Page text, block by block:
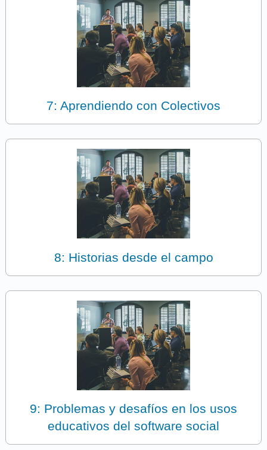
7: Aprendiendo con Colectivos
8: Historias desde el campo
9: Problemas y desafíos en los usos
educativos del software social